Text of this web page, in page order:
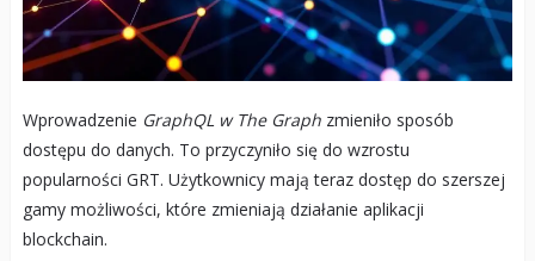
Wprowadzenie GraphQL w The Graphzmieniło sposób
dostępu do danych. To przyczyniło się do wzrostu
popularności GRT. Użytkownicy mają teraz dostęp do szerszej
gamy możliwości, które zmieniają działanie aplikacji
blockchain.